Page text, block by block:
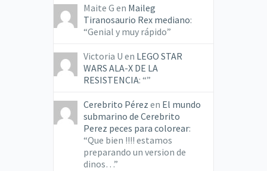
Maite G en Maileg
Tiranosaurio Rex mediano:
“Genial y muy rápido”
Victoria U en LEGO STAR
WARS ALA-X DE LA
RESISTENCIA: “”
Cerebrito Pérez en El mundo
submarino de Cerebrito
Perez peces para colorear:
“Que bien !!!! estamos
preparando un version de
dinos… ”